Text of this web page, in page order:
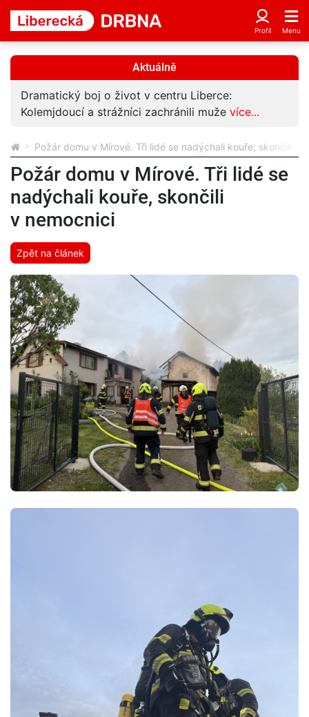
Aktuálně
Dramatický boj o život v centru Liberce:
Kolemjdoucí a strážníci zachránili muže více...
Požár domu v Mírové. Tři lidé se nadýchali kouře, skončili v
Požár domu v Mírové. Tři lidé se
nadýchali kouře, skončili
v nemocnici
Zpět na článek